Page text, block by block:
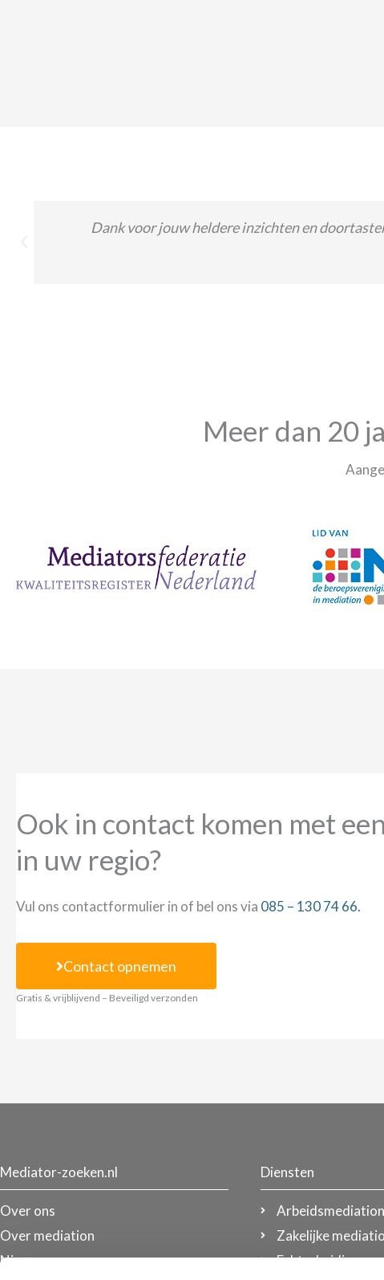
Dank voor jouw heldere inzichten en
Meer dan 20
Ook in contact komen met
in uw regio?
Vul ons contactformulier in of bel ons via 085 – 130 74 66.
Contact opnemen
Gratis & vrijblijvend – Beveiligd verzonden
Mediator-zoeken.nl
Over ons
Over mediation
Nieuws
Diensten
Arbeidsmediation
Zakelijke
Echtscheiding